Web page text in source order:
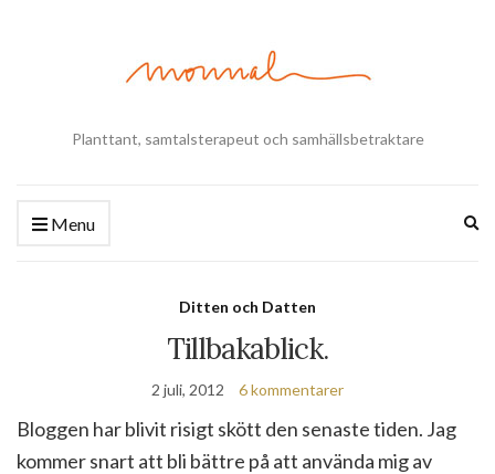
Planttant, samtalsterapeut och samhällsbetraktare
Menu
Ditten och Datten
Tillbakablick.
2 juli, 2012 6 kommentarer
Bloggen har blivit risigt skött den senaste tiden. Jag
kommer snart att bli bättre på att använda mig av